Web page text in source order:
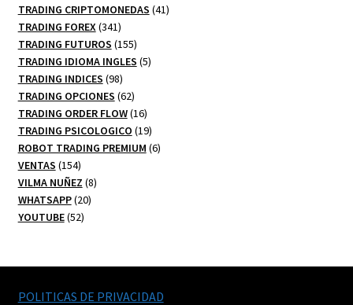
productos
TRADING CRIPTOMONEDAS 4141
TRADING FOREX 341341
productos
TRADING FUTUROS 155155
productos
TRADING IDIOMA INGLES 55
TRADING INDICES 9898
productos
TRADING OPCIONES 6262
productos
TRADING ORDER FLOW 1616
productos
TRADING PSICOLOGICO 1919
productos
ROBOT TRADING PREMIUM 66
VENTAS 154154
productos
VILMA NUÑEZ 88
WHATSAPP 2020
YOUTUBE 5252
POLITICAS DE PRIVACIDAD